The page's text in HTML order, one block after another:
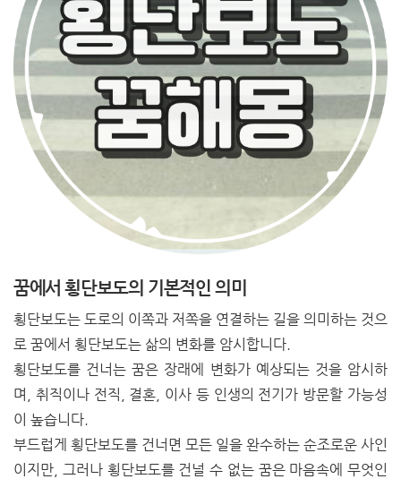
꿈에서 횡단보도의 기본적인 의미
횡단보도는 도로의 이쪽과 저쪽을 연결하는 길을 의미하는 것으
로 꿈에서 횡단보도는 삶의 변화를 암시합니다.
횡단보도를 건너는 꿈은 장래에 변화가 예상되는 것을 암시하
며, 취직이나 전직, 결혼, 이사 등 인생의 전기가 방문할 가능성
이 높습니다.
부드럽게 횡단보도를 건너면 모든 일을 완수하는 순조로운 사인
이지만, 그러나 횡단보도를 건널 수 없는 꿈은 마음속에 무엇인